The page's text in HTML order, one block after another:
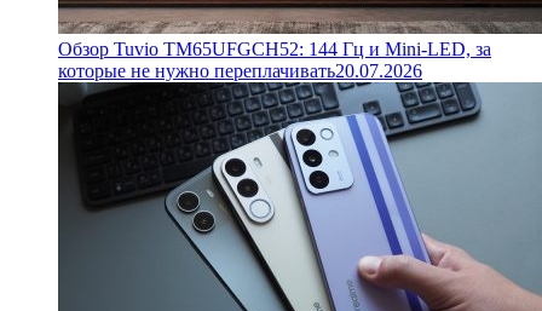
Обзор Tuvio TM65UFGCH52: 144 Гц и Mini-LED, за
которые не нужно переплачивать20.07.2026